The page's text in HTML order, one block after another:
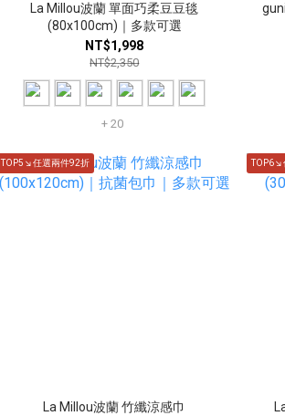
La Millou波蘭 單面巧柔豆豆毯
(80x100cm)｜多款可選
NT$1,998
NT$2,350
+ 20
TOP5↘任選兩件92折
La Millou波蘭 竹纖涼感巾
TOP6↘